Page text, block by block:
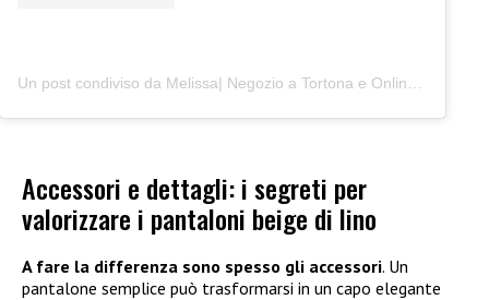
Accessori e dettagli: i segreti per
valorizzare i pantaloni beige di lino
A fare la differenza sono spesso gli accessori. Un
pantalone semplice può trasformarsi in un capo elegante